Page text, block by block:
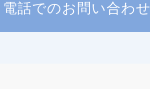
電話でのお問い合わせ